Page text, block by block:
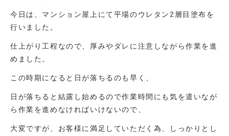
今日は、マンション屋上にて平場のウレタン2層目塗布を
行いました。
仕上がり工程なので、厚みやダレに注意しながら作業を進
めました。
この時期になると日が落ちるのも早く、
日が落ちると結露し始めるので作業時間にも気を遣いなが
ら作業を進めなければいけないので、
大変ですが、お客様に満足していただく為、しっかりとし